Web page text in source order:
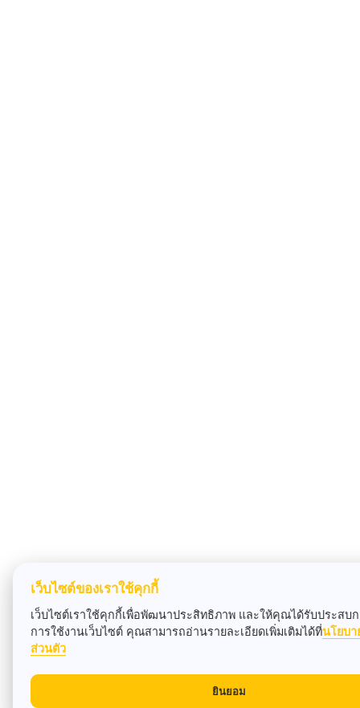
เว็บไซต์ของเราใช้คุกกี้
เว็บไซต์เราใช้คุกกี้เพื่อพัฒนาประสิทธิภาพ และให้คุณได้รับประสบ
การใช้งานเว็บไซต์ คุณสามารถอ่านรายละเอียดเพิ่มเติมได้ที่นโยบา
ส่วนตัว
ยินยอม